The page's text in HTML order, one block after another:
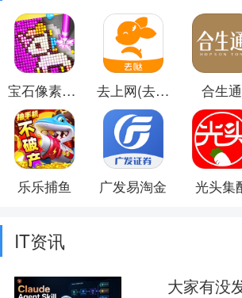
宝石像素涂色 去上网(去哒) 合生通
乐乐捕鱼 广发易淘金 光头集
IT资讯
大家有没发